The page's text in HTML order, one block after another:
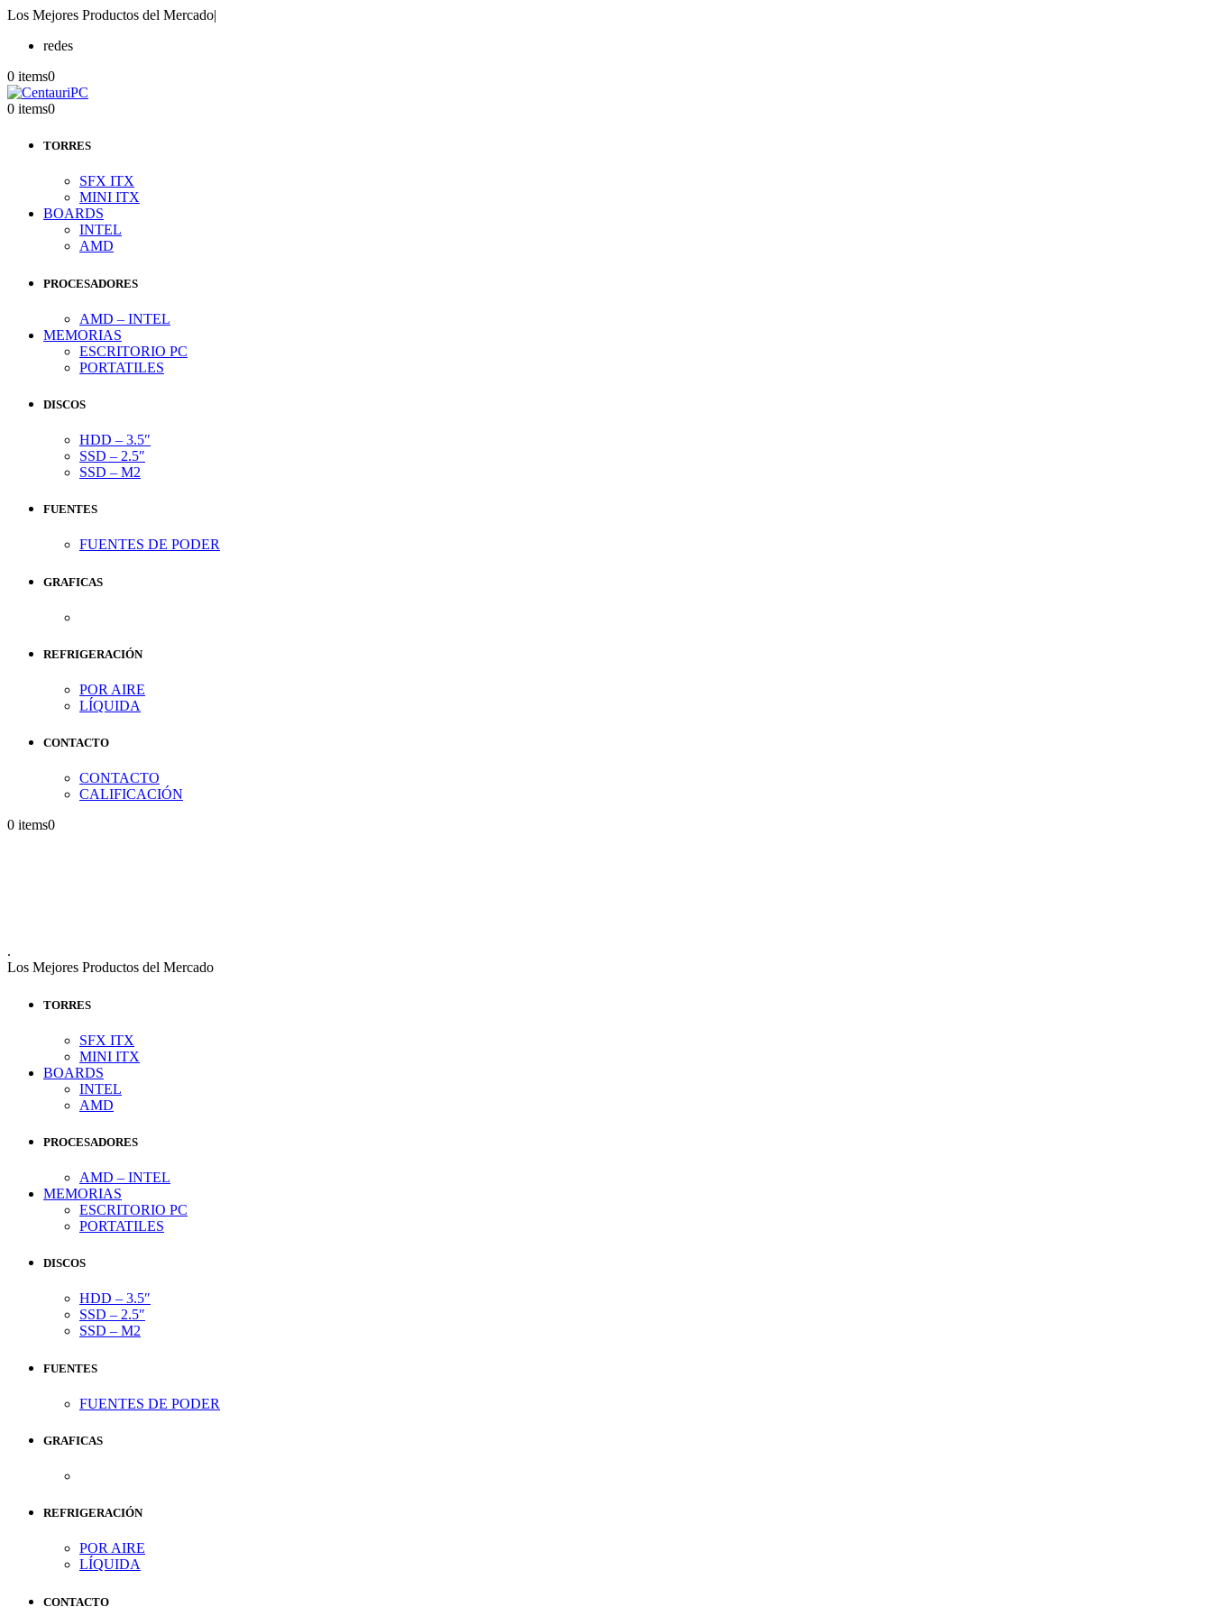
Los Mejores Productos del Mercado|
redes
0 items0
0 items0
TORRES
SFX ITX
MINI ITX
BOARDS
INTEL
AMD
PROCESADORES
AMD – INTEL
MEMORIAS
ESCRITORIO PC
PORTATILES
DISCOS
HDD – 3.5″
SSD – 2.5″
SSD – M2
FUENTES
FUENTES DE PODER
GRAFICAS
REFRIGERACIÓN
POR AIRE
LÍQUIDA
CONTACTO
CONTACTO
CALIFICACIÓN
0 items0
.
Los Mejores Productos del Mercado
TORRES
SFX ITX
MINI ITX
BOARDS
INTEL
AMD
PROCESADORES
AMD – INTEL
MEMORIAS
ESCRITORIO PC
PORTATILES
DISCOS
HDD – 3.5″
SSD – 2.5″
SSD – M2
FUENTES
FUENTES DE PODER
GRAFICAS
REFRIGERACIÓN
POR AIRE
LÍQUIDA
CONTACTO